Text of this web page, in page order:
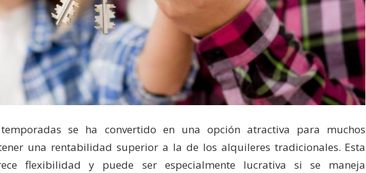
se ha convertido en una opción atractiva para muchos
una rentabilidad superior a la de los alquileres tradicionales. Esta
flexibilidad y puede ser especialmente lucrativa si se maneja